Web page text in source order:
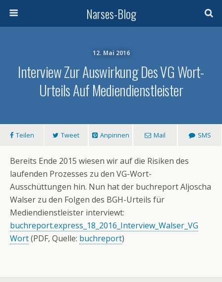
Narses-Blog
12. Mai 2016
Interview Zur Auswirkung Des VG Wort-
Urteils Auf Mediendienstleister
Teilen Tweet Anpinnen Mail SMS
Bereits Ende 2015 wiesen wir auf die Risiken des
laufenden Prozesses zu den VG-Wort-
Ausschüttungen hin. Nun hat der buchreport Aljoscha
Walser zu den Folgen des BGH-Urteils für
Mediendienstleister interviewt:
buchreport.express_18_2016_Interview_Walser_VG
Wort(PDF, Quelle: buchreport)